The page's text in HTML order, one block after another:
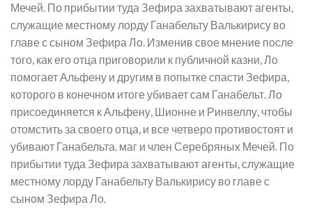
Мечей. По прибытии туда Зефира захватывают агенты,
служащие местному лорду Ганабельту Валькирису во
главе с сыном Зефира Ло. Изменив свое мнение после
того, как его отца приговорили к публичной казни, Ло
помогает Альфену и другим в попытке спасти Зефира,
которого в конечном итоге убивает сам Ганабельт. Ло
присоединяется к Альфену, Шионне и Ринвеллу, чтобы
отомстить за своего отца, и все четверо противостоят и
убивают Ганабельта. маг и член Серебряных Мечей. По
прибытии туда Зефира захватывают агенты, служащие
местному лорду Ганабельту Валькирису во главе с
сыном Зефира Ло.